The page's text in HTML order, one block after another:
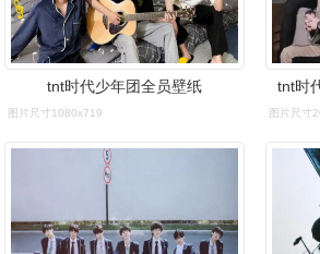
tnt时代少年团全员壁纸
图片尺寸1080x719
tnt时
图片尺寸